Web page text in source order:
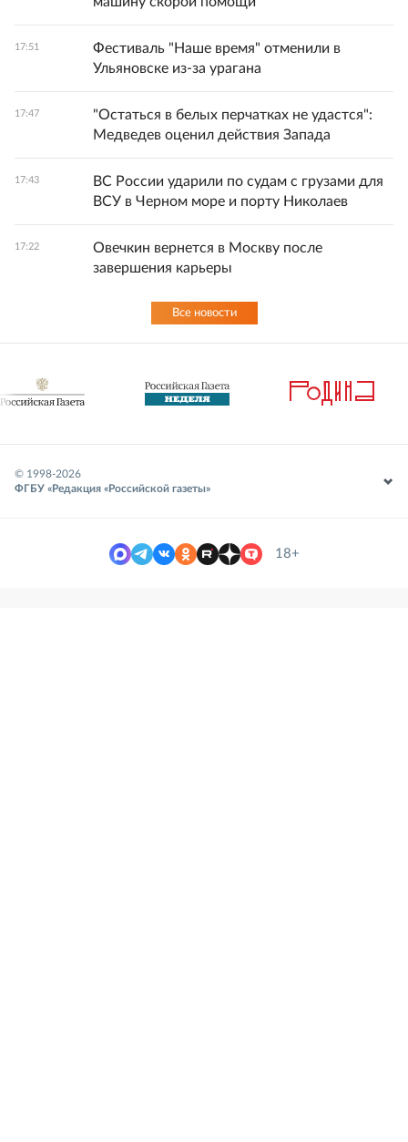
17:51
Фестиваль "Наше время" отменили в
Ульяновске из-за урагана
17:47
"Остаться в белых перчатках не удастся":
Медведев оценил действия Запада
17:43
ВС России ударили по судам с грузами для
ВСУ в Черном море и порту Николаев
17:22
Овечкин вернется в Москву после
завершения карьеры
Все новости
© 1998-2026
ФГБУ «Редакция «Российской газеты»
18+